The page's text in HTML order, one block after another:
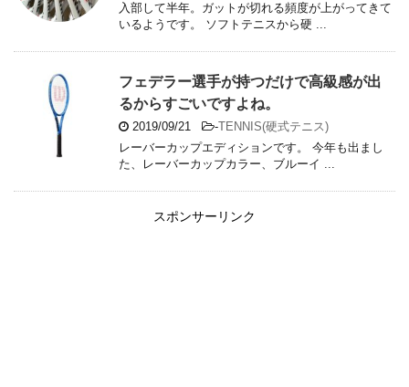
入部して半年。ガットが切れる頻度が上がってきて
いるようです。 ソフトテニスから硬 ...
フェデラー選手が持つだけで高級感が出
るからすごいですよね。
2019/09/21 -TENNIS(硬式テニス)
レーバーカップエディションです。 今年も出まし
た、レーバーカップカラー、ブルーイ ...
スポンサーリンク